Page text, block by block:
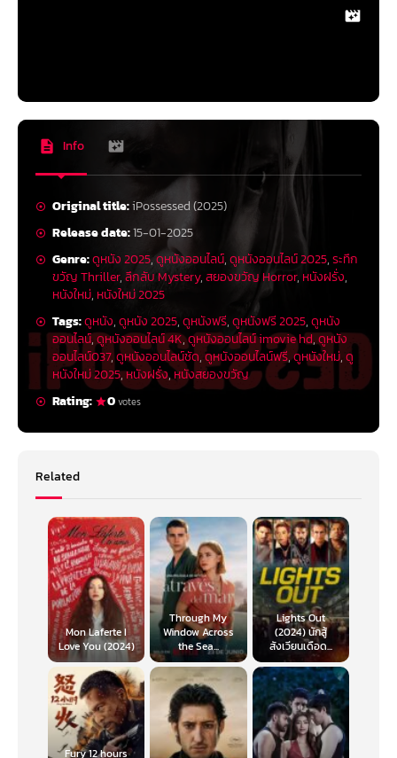
Info
Original title:iPossessed (2025)
Release date:15-01-2025
Genre:ดูหนัง 2025,ดูหนังออนไลน์,ดูหนังออนไลน์ 2025,ระทึก
ขวัญ Thriller,ลึกลับ Mystery,สยองขวัญ Horror, หนังฝรั่ง,
หนังใหม่, หนังใหม่ 2025
Tags:ดูหนัง,ดูหนัง 2025,ดูหนังฟรี,ดูหนังฟรี 2025,ดูหนัง
ออนไลน์,ดูหนังออนไลน์ 4K,ดูหนังออนไลน์ imovie hd,ดูหนัง
ออนไลน์037,ดูหนังออนไลน์ชัด,ดูหนังออนไลน์ฟรี,ดูหนังใหม่,ดู
หนังใหม่ 2025,หนังฝรั่ง,หนังสยองขวัญ
Rating:
0votes
Related
Mon Laferte I
Love You (2024)
Through My
Window Across
the Sea...
Lights Out
(2024) นักสู้
สังเวียนเดือด...
Fury 12 hours